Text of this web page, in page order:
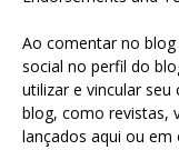
Ao comentar no
social no perfil do
utilizar e vincular
blog, como revistas,
lançados aqui ou em